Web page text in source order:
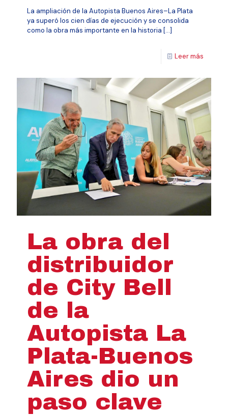
La ampliación de la Autopista Buenos Aires–La Plata
ya superó los cien días de ejecución y se consolida
como la obra más importante en la historia […]
Leer más
La obra del
distribuidor
de City Bell
de la
Autopista La
Plata-Buenos
Aires dio un
paso clave